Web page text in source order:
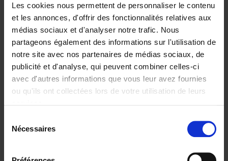
Les cookies nous permettent de personnaliser le contenu
et les annonces, d'offrir des fonctionnalités relatives aux
médias sociaux et d'analyser notre trafic. Nous
partageons également des informations sur l'utilisation de
notre site avec nos partenaires de médias sociaux, de
publicité et d'analyse, qui peuvent combiner celles-ci
avec d'autres informations que vous leur avez fournies
ou qu'ils ont collectées lors de votre utilisation de leurs
Nécessaires
Digital marketing like a PRO -
completely revised edition
Clo Willaerts
Couverture souple
2022 226
€35,50
Content Marketing like a